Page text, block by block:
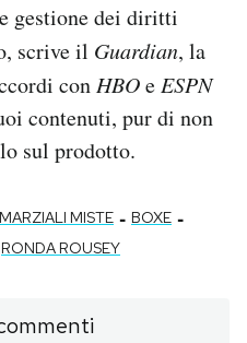
gestione dei diritti
scrive il Guardian, la
con HBOe ESPN
contenuti, pur di non
sul prodotto.
MISTE - BOXE -
RONDA ROUSEY